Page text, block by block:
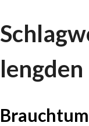
to
content
lengden